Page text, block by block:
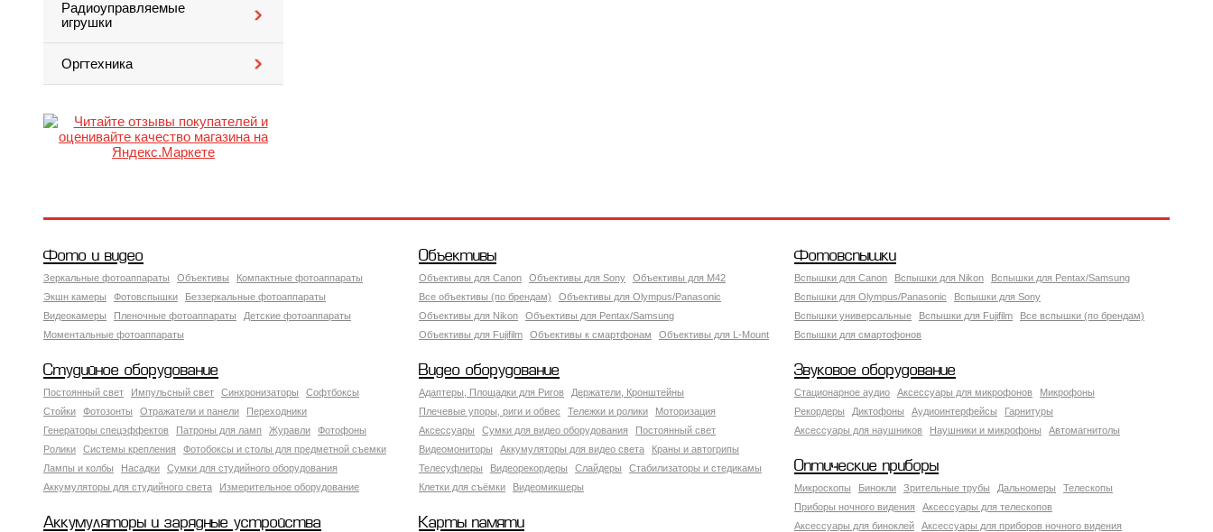
Радиоуправляемые
игрушки
Оргтехника
Фото и видео
Зеркальные фотоаппараты Объективы
Компактные фотоаппараты
Экшн камеры
Фотовспышки
Беззеркальные фотоаппараты
Видеокамеры
Пленочные фотоаппараты
Детские фотоаппараты
Моментальные фотоаппараты
Объективы
Объективы для Canon Объективы для Sony
Объективы для M42
Все объективы (по брендам)
Объективы для Olympus/Panasonic
Объективы для Nikon
Объективы для Pentax/Samsung
Объективы для Fujifilm
Объективы к смартфонам Объективы для L-Mount
Фотовспышки
Вспышки для Canon Вспышки для Nikon
Вспышки для Pentax/Samsung
Вспышки для Olympus/Panasonic
Вспышки для Sony
Вспышки универсальные
Вспышки для Fujifilm
Все вспышки (по брендам)
Вспышки для смартофонов
Студийное оборудование
Постоянный свет Импульсный свет Синхронизаторы
Софтбоксы
Стойки
Фотозонты Отражатели и панели
Переходники
Генераторы спецэффектов
Патроны для ламп Журавли
Фотофоны
Ролики
Системы крепления
Фотобоксы и столы для предметной съемки
Лампы и колбы
Насадки
Сумки для студийного оборудования
Аккумуляторы для студийного света
Измерительное оборудование
Видео оборудование
Адаптеры, Площадки для Ригов
Держатели, Кронштейны
Плечевые упоры, риги и обвес
Тележки и ролики
Моторизация
Аксессуары
Сумки для видео оборудования
Постоянный свет
Видеомониторы
Аккумуляторы для видео света
Краны и автогрипы
Телесуфлеры
Видеорекордеры Слайдеры
Стабилизаторы и стедикамы
Клетки для съёмки
Видеомикшеры
Звуковое оборудование
Стационарное аудио Аксессуары для микрофонов
Микрофоны
Рекордеры
Диктофоны Аудиоинтерфейсы
Гарнитуры
Аксессуары для наушников
Наушники и микрофоны Автомагнитолы
Оптические приборы
Микроскопы Бинокли Зрительные трубы Дальномеры
Телескопы
Приборы ночного видения
Аксессуары для телескопов
Аксессуары для биноклей
Аксессуары для приборов ночного видения
Аккумуляторы и зарядные устройства Карты памяти